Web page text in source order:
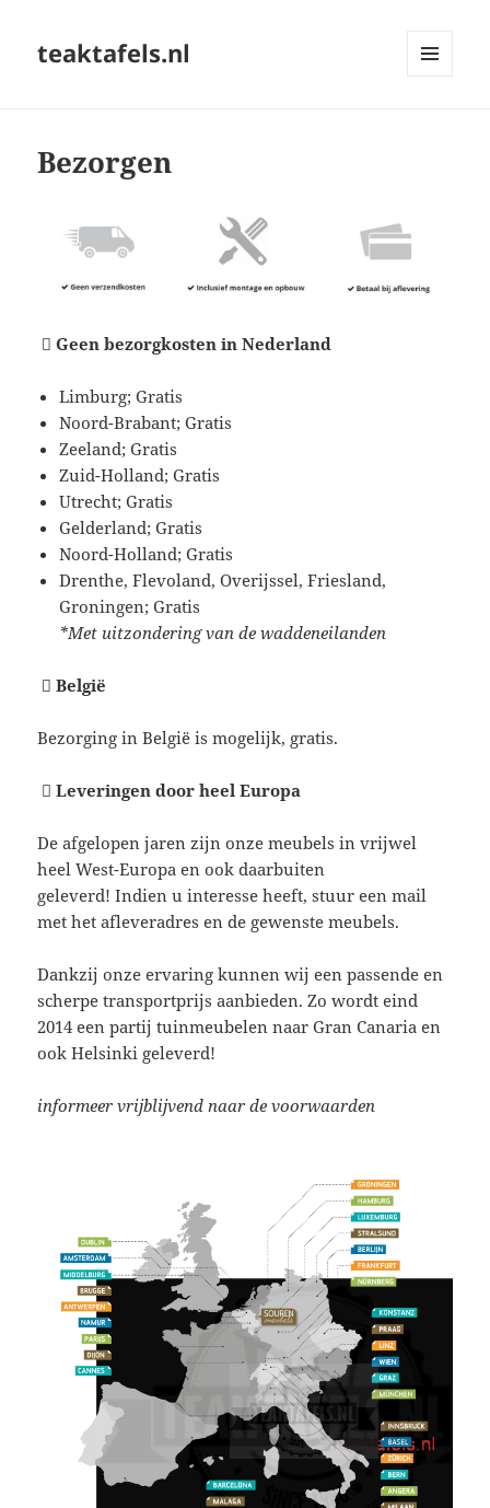
teaktafels.nl
Bezorgen
 Geen bezorgkosten in Nederland
Limburg; Gratis
Noord-Brabant; Gratis
Zeeland; Gratis
Zuid-Holland; Gratis
Utrecht; Gratis
Gelderland; Gratis
Noord-Holland; Gratis
Drenthe, Flevoland, Overijssel, Friesland,
Groningen; Gratis
*Met uitzondering van de waddeneilanden
 België
Bezorging in België is mogelijk, gratis.
 Leveringen door heel Europa
De afgelopen jaren zijn onze meubels in vrijwel
heel West-Europa en ook daarbuiten
geleverd! Indien u interesse heeft, stuur een mail
met het afleveradres en de gewenste meubels.
Dankzij onze ervaring kunnen wij een passende en
scherpe transportprijs aanbieden. Zo wordt eind
2014 een partij tuinmeubelen naar Gran Canaria en
ook Helsinki geleverd!
informeer vrijblijvend naar de voorwaarden